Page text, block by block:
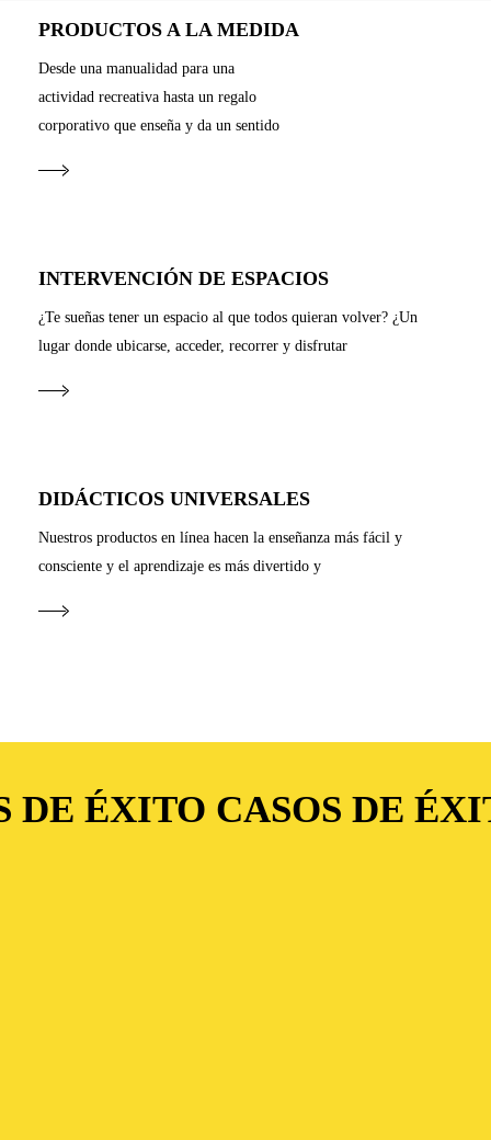
PRODUCTOS A LA MEDIDA
Desde una manualidad para una
actividad recreativa hasta un regalo
corporativo que enseña y da un sentido
INTERVENCIÓN DE ESPACIOS
¿Te sueñas tener un espacio al que todos quieran volver? ¿Un
lugar donde ubicarse, acceder, recorrer y disfrutar
DIDÁCTICOS UNIVERSALES
Nuestros productos en línea hacen la enseñanza más fácil y
consciente y el aprendizaje es más divertido y
DE ÉXITO CASOS DE